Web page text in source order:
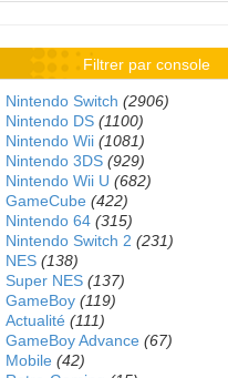
Filtrer par console
Nintendo Switch (2906)
Nintendo DS (1100)
Nintendo Wii (1081)
Nintendo 3DS (929)
Nintendo Wii U (682)
GameCube (422)
Nintendo 64 (315)
Nintendo Switch 2 (231)
NES (138)
Super NES (137)
GameBoy (119)
Actualité (111)
GameBoy Advance (67)
Mobile (42)